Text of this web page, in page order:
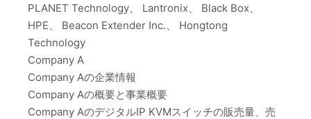
PLANET Technology、 Lantronix、 Black Box、
HPE、 Beacon Extender Inc.、 Hongtong
Technology
Company A
Company Aの企業情報
Company Aの概要と事業概要
Company AのデジタルIP KVMスイッチの販売量、売